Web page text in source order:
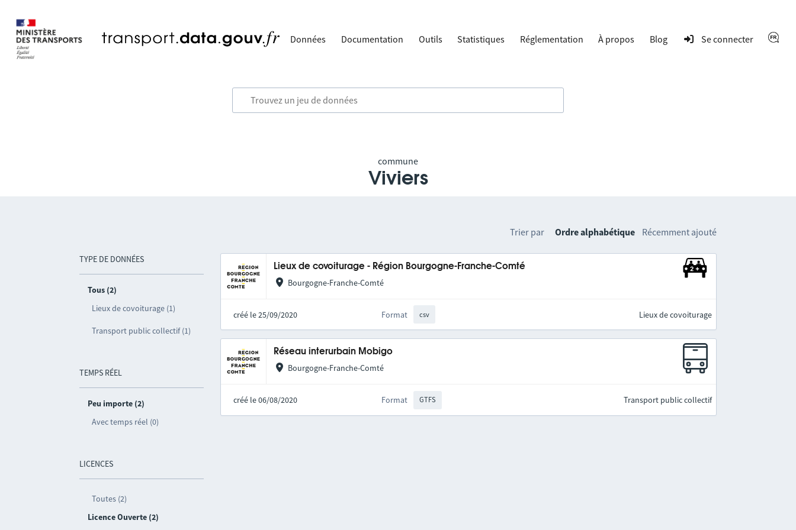
Données Documentation Outils Statistiques Réglementation À propos Blog Se connecter
commune
Viviers
TYPE DE DONNÉES
Tous (2)
Lieux de covoiturage (1)
Transport public collectif (1)
TEMPS RÉEL
Peu importe (2)
Avec temps réel (0)
LICENCES
Toutes (2)
Licence Ouverte (2)
Trier par Ordre alphabétique Récemment ajouté
Lieux de covoiturage - Région Bourgogne-Franche-Comté
Bourgogne-Franche-Comté
créé le 25/09/2020 Format csv Lieux de covoiturage
Réseau interurbain Mobigo
Bourgogne-Franche-Comté
créé le 06/08/2020 Format GTFS Transport public collectif